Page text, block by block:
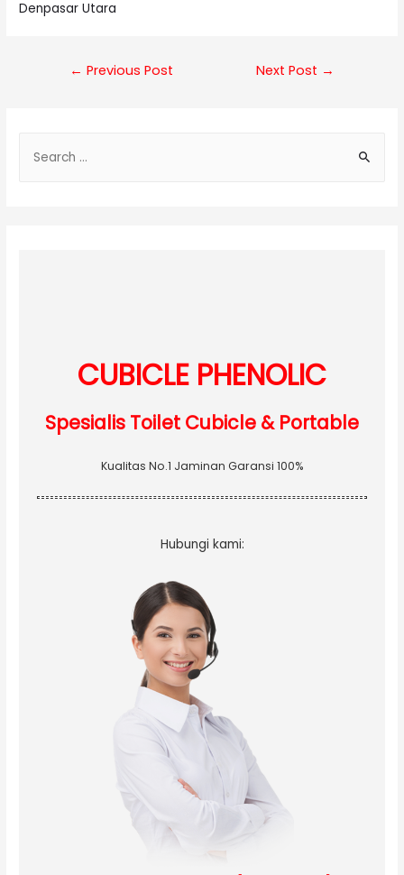
Denpasar Utara
Post
← Previous Post Next Post →
CUBICLE PHENOLIC
Spesialis Toilet Cubicle & Portable
Kualitas No.1 Jaminan Garansi 100%
Hubungi kami: